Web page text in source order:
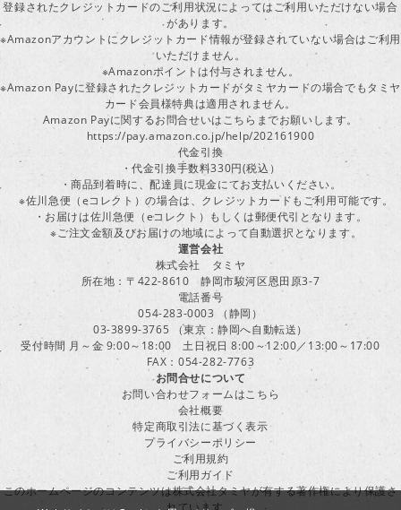
登録されたクレジットカードのご利用状況によってはご利用いただけない場合
があります。
※Amazonアカウントにクレジットカード情報が登録されていない場合はご利用
いただけません。
※Amazonポイントは付与されません。
※Amazon Payに登録されたクレジットカードがタミヤカードの場合でもタミヤ
カード会員様特典は適用されません。
Amazon Payに関するお問合せいはこちらまでお願いします。
https://pay.amazon.co.jp/help/202161900
代金引換
・代金引換手数料330円(税込）
・商品到着時に、配達員に現金にてお支払いください。
※佐川急便（eコレクト）の場合は、クレジットカードもご利用可能です。
・お届けは佐川急便（eコレクト）もしくは郵便代引となります。
※ご注文金額及びお届けの地域によって自動選択となります。
運営会社
株式会社 タミヤ
所在地：〒422-8610 静岡市駿河区恩田原3-7
電話番号
054-283-0003 （静岡）
03-3899-3765 （東京：静岡へ自動転送）
受付時間 月～金 9:00～18:00 土日祝日 8:00～12:00／13:00～17:00
FAX：054-282-7763
お問合せについて
お問い合わせフォームはこちら
会社概要
特定商取引法に基づく表示
プライバシーポリシー
ご利用規約
ご利用ガイド
このホームページのコンテンツは株式会社タミヤが有する著作権により保護さ
れています。